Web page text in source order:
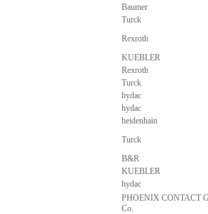
Baumer
Turck
Rexroth
KUEBLER
Rexroth
Turck
hydac
hydac
heidenhain
Turck
B&R
KUEBLER
hydac
PHOENIX CONTACT
Co.